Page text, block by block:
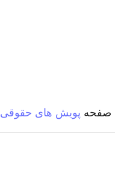
صفحه پویش های حقوقی